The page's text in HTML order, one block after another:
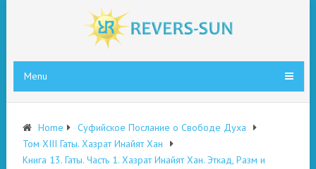
Menu
Home
Суфийское Послание о Свободе Духа
Том XIII Гаты. Хазрат Инайят Хан
Книга 13. Гаты. Часть 1. Хазрат Инайят Хан. Эткад, Разм и